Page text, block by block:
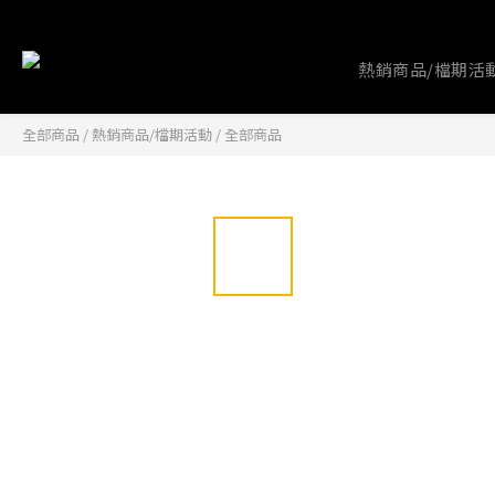
熱銷商品/檔期活
全部商品 /熱銷商品/檔期活動 / 全部商品